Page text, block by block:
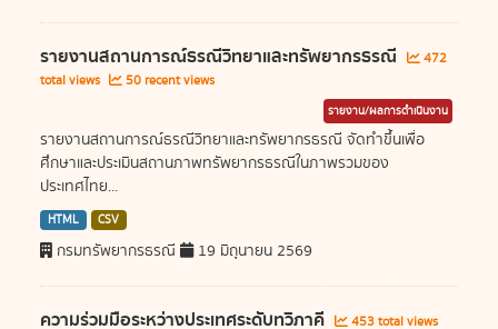
รายงานสถานการณ์ธรณีวิทยาและทรัพยากรธรณี
472
total views
50 recent views
รายงาน/ผลการดำเนินงาน
รายงานสถานการณ์ธรณีวิทยาและทรัพยากรธรณี จัดทำขึ้นเพื่อ
ศึกษาและประเมินสถานภาพทรัพยากรธรณีในภาพรวมของ
ประเทศไทย...
HTML CSV
กรมทรัพยากรธรณี 19 มิถุนายน 2569
ความร่วมมือระหว่างประเทศระดับทวิภาคี
453 total views